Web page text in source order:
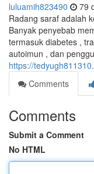
luluamih823490 79
Radang saraf adalah
Banyak penyebab
termasuk diabetes ,
autoimun , dan
https://
Comments
Comments
Submit a Comment
No HTML